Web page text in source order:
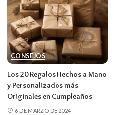
CONSEJOS
Los 20 Regalos Hechos a Mano
y Personalizados más
Originales en Cumpleaños
6 DE MARZO DE 2024